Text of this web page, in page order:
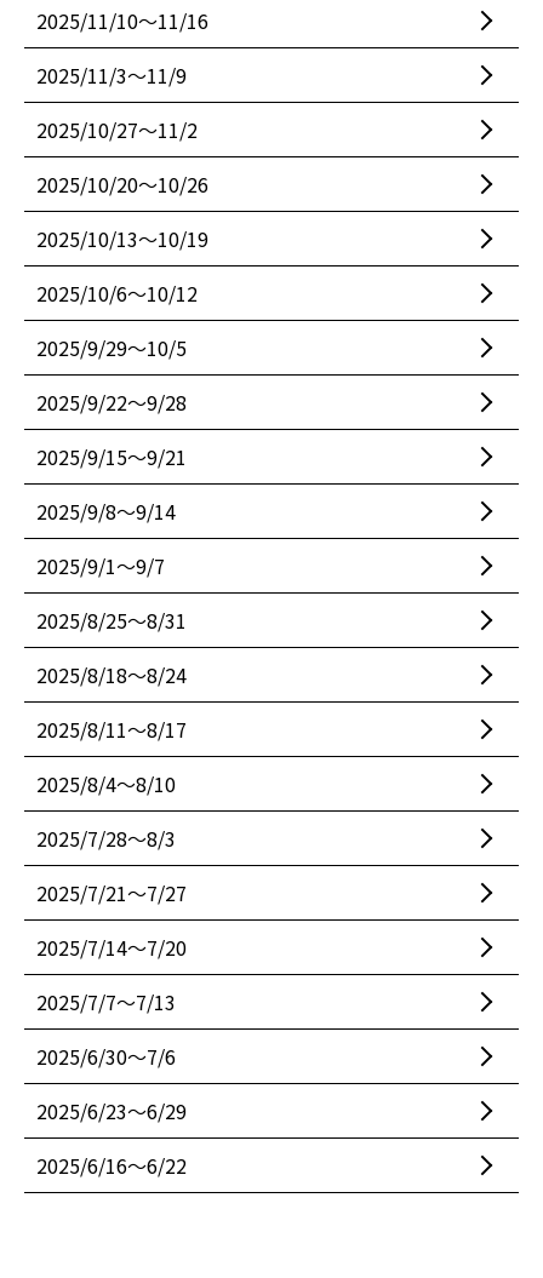
2025/11/10〜11/16
2025/11/3〜11/9
2025/10/27〜11/2
2025/10/20〜10/26
2025/10/13〜10/19
2025/10/6〜10/12
2025/9/29〜10/5
2025/9/22〜9/28
2025/9/15〜9/21
2025/9/8〜9/14
2025/9/1〜9/7
2025/8/25〜8/31
2025/8/18〜8/24
2025/8/11〜8/17
2025/8/4〜8/10
2025/7/28〜8/3
2025/7/21〜7/27
2025/7/14〜7/20
2025/7/7〜7/13
2025/6/30〜7/6
2025/6/23〜6/29
2025/6/16〜6/22